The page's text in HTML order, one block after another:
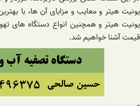
یونیت هیتر و معایب و مزایای آن ها، با
یونیت هیتر و همچنین انواع دستگاه های
قیمت آشنا خواهیم شد.